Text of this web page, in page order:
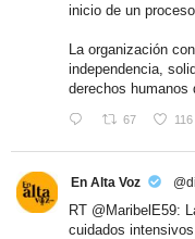
inicio de un
La organización
independencia,
derechos humanos
67 116
En Alta Voz
RT @MaribelE59:
cuidados